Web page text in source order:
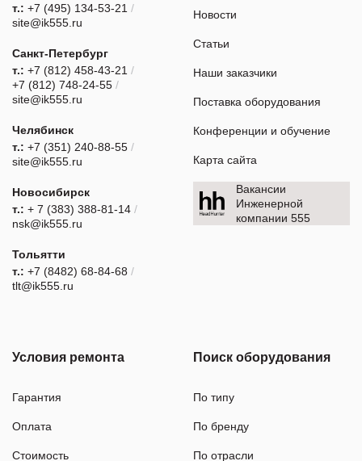
т.: +7 (495) 134-53-21 /
site@ik555.ru
Санкт-Петербург
т.: +7 (812) 458-43-21 /
+7 (812) 748-24-55 /
site@ik555.ru
Челябинск
т.: +7 (351) 240-88-55 /
site@ik555.ru
Новосибирск
т.: + 7 (383) 388-81-14 /
nsk@ik555.ru
Тольятти
т.: +7 (8482) 68-84-68 /
tlt@ik555.ru
Новости
Статьи
Наши заказчики
Поставка оборудования
Конференции и обучение
Карта сайта
Вакансии
Инженерной
компании 555
Условия ремонта
Гарантия
Оплата
Стоимость
Поиск оборудования
По типу
По бренду
По отрасли